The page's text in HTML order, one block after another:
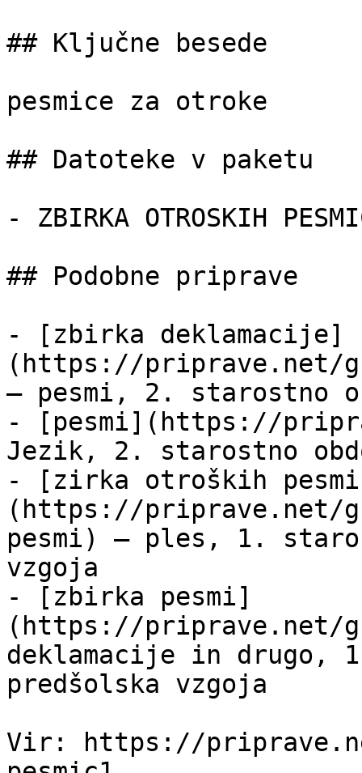
## Ključne besede
pesmice za otroke
## Datoteke v paketu
- ZBIRKA OTROSKIH
## Podobne priprave
- [zbirka deklamacije]
(https://priprave.net/
— pesmi, 2. starostno
- [pesmi](https://
Jezik, 2. starostno
- [zirka otroških
(https://priprave.net/
pesmi) — ples, 1.
vzgoja
- [zbirka pesmi]
(https://priprave.net/
deklamacije in drugo,
predšolska vzgoja
Vir: https://